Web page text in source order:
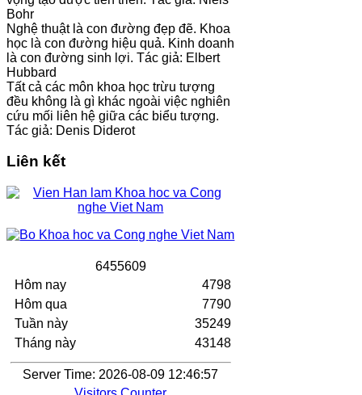
Bohr
Nghệ thuật là con đường đẹp đẽ. Khoa
học là con đường hiệu quả. Kinh doanh
là con đường sinh lợi. Tác giả: Elbert
Hubbard
Tất cả các môn khoa học trừu tượng
đều không là gì khác ngoài việc nghiên
cứu mối liên hệ giữa các biểu tượng.
Tác giả: Denis Diderot
Liên kết
6455609
Hôm nay
Hôm qua
Tuần này
Tháng này
4798
7790
35249
43148
Server Time: 2026-08-09 12:46:57